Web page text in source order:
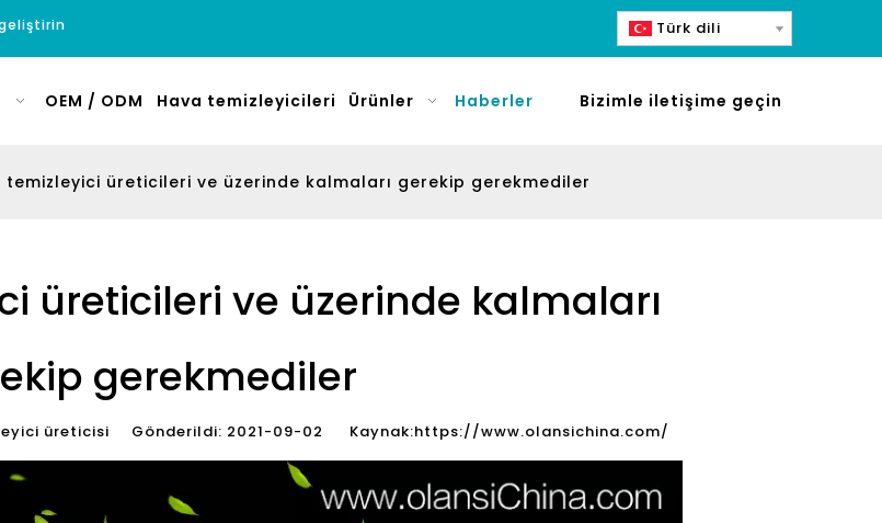
Türk dili
OEM / ODM Hava temizleyicileri Ürünler Haberler Bizimle iletişime geçin
temizleyici üreticileri ve üzerinde kalmaları gerekip gerekmediler
üreticileri ve üzerinde kalmaları
gerekmediler
üreticisi Gönderildi: 2021-09-02 Kaynak:https://www.olansichina.com/